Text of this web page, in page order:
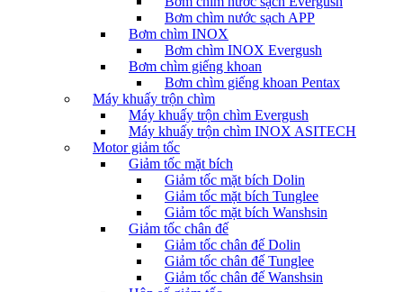
Bơm chìm nước sạch APP
Bơm chìm INOX
Bơm chìm INOX Evergush
Bơm chìm giếng khoan
Bơm chìm giếng khoan Pentax
Máy khuấy trộn chìm
Máy khuấy trộn chìm Evergush
Máy khuấy trộn chìm INOX ASITECH
Motor giảm tốc
Giảm tốc mặt bích
Giảm tốc mặt bích Dolin
Giảm tốc mặt bích Tunglee
Giảm tốc mặt bích Wanshsin
Giảm tốc chân đế
Giảm tốc chân đế Dolin
Giảm tốc chân đế Tunglee
Giảm tốc chân đế Wanshsin